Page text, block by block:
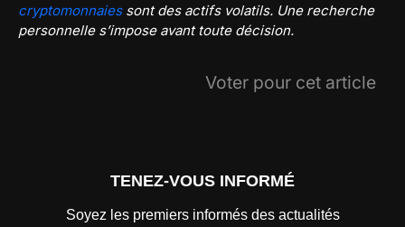
cryptomonnaiessont des actifs volatils. Une recherche
personnelle s’impose avant toute décision.
Voter pour cet article
TENEZ-VOUS INFORMÉ
Soyez les premiers informés des actualités